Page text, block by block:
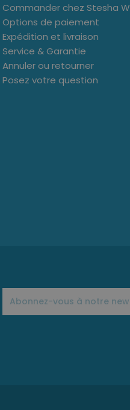
Commander chez Stesha
Options de paiement
Expédition et livraison
Service & Garantie
Annuler ou retourner
Posez votre question